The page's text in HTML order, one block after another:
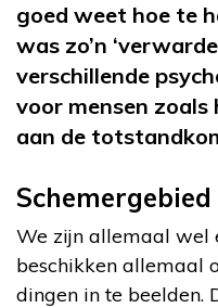
goed weet hoe te
was zo’n
verschillende
voor mensen
aan de
Schemergebied
We zijn allemaal wel
beschikken allemaal
dingen in te beelden.